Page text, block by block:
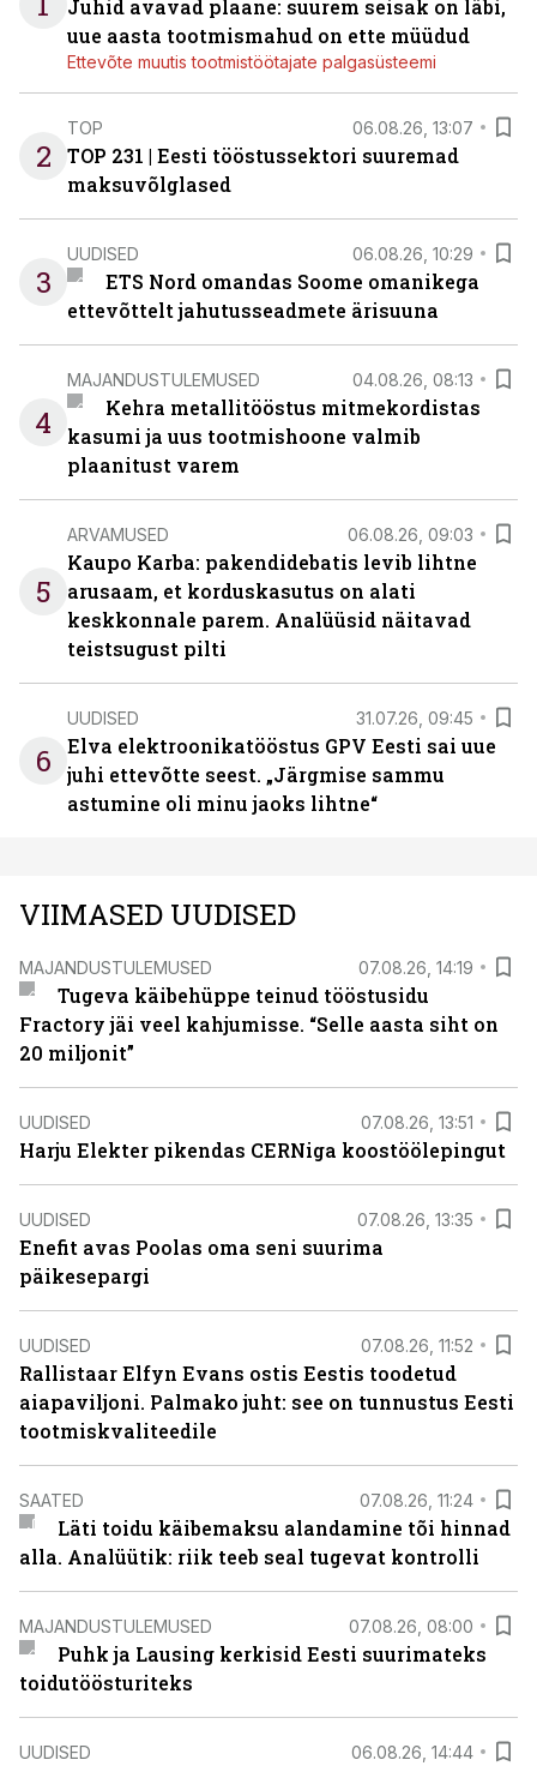
Juhid avavad plaane: suurem seisak on läbi,
uue aasta tootmismahud on ette müüdud
Ettevõte muutis tootmistöötajate palgasüsteemi
2
TOP 06.08.26, 13:07
TOP 231 | Eesti tööstussektori suuremad
maksuvõlglased
3
UUDISED 06.08.26, 10:29
ETS Nord omandas Soome omanikega
ettevõttelt jahutusseadmete ärisuuna
4
MAJANDUSTULEMUSED 04.08.26, 08:13
Kehra metallitööstus mitmekordistas
kasumi ja uus tootmishoone valmib
plaanitust varem
5
ARVAMUSED 06.08.26, 09:03
Kaupo Karba: pakendidebatis levib lihtne
arusaam, et korduskasutus on alati
keskkonnale parem. Analüüsid näitavad
teistsugust pilti
6
UUDISED 31.07.26, 09:45
Elva elektroonikatööstus GPV Eesti sai uue
juhi ettevõtte seest. „Järgmise sammu
astumine oli minu jaoks lihtne“
VIIMASED UUDISED
MAJANDUSTULEMUSED 07.08.26, 14:19
Tugeva käibehüppe teinud tööstusidu
Fractory jäi veel kahjumisse. “Selle aasta siht on
20 miljonit”
UUDISED 07.08.26, 13:51
Harju Elekter pikendas CERNiga koostöölepingut
UUDISED 07.08.26, 13:35
Enefit avas Poolas oma seni suurima
päikesepargi
UUDISED 07.08.26, 11:52
Rallistaar Elfyn Evans ostis Eestis toodetud
aiapaviljoni. Palmako juht: see on tunnustus Eesti
tootmiskvaliteedile
SAATED 07.08.26, 11:24
Läti toidu käibemaksu alandamine tõi hinnad
alla. Analüütik: riik teeb seal tugevat kontrolli
MAJANDUSTULEMUSED 07.08.26, 08:00
Puhk ja Lausing kerkisid Eesti suurimateks
toidutöösturiteks
UUDISED 06.08.26, 14:44